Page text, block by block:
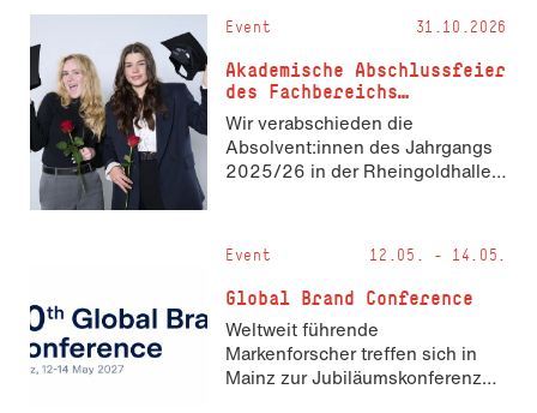
vermitteln wir Ihnen in drei
Semestern die Fachgebiete
Arbeitsrecht und
Personalmanagement und
verzahnen wichtige
Querverbindungen aus den
Bereichen Recht und Wirtschaft
miteinander. Vertieft wird der
Exkursionen. Neben unserem
aus Personalabteilungen, Richter
und Richterinnen und Anwälte
und Anwältinnen. So ist ein
praxisnahes, attraktives Studium
Event 31.10.2026
Akademische Abschluss­fei­er
des Fach­be­reichs
Wirtschaft
Wir verabschieden die
Absolvent:innen des Jahrgangs
2025/26 in der Rheingoldhalle
Event 12.05. - 14.05.
Global Brand Conference
Weltweit führende
Markenforscher treffen sich in
Mainz zur Jubiläumskonferenz